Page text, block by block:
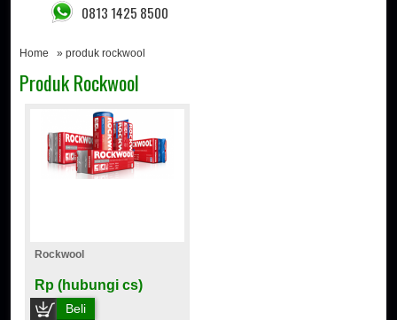
0813 1425 8500
Home » produk rockwool
Produk Rockwool
Rockwool
Rp (hubungi cs)
Beli